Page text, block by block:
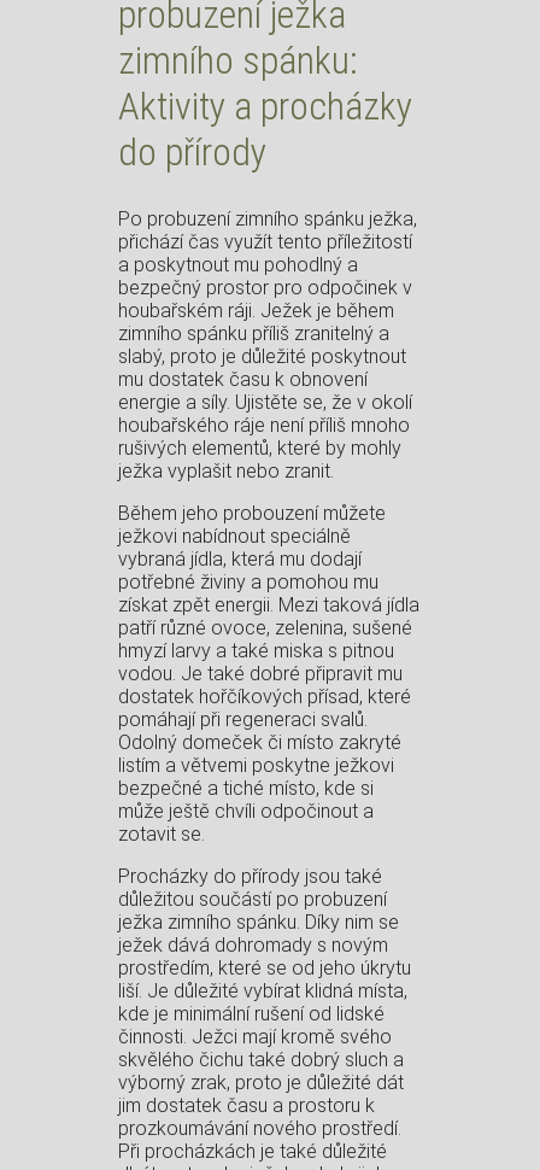
probuzení ježka
zimního spánku:
Aktivity a procházky
do přírody
Po probuzení zimního spánku ježka,
přichází čas využít tento příležitostí
a poskytnout mu pohodlný a
bezpečný prostor pro odpočinek v
houbařském ráji. Ježek je během
zimního spánku příliš zranitelný a
slabý, proto je důležité poskytnout
mu dostatek času k obnovení
energie a síly. Ujistěte se, že v okolí
houbařského ráje není příliš mnoho
rušivých elementů, které by mohly
ježka vyplašit nebo zranit.
Během jeho probouzení můžete
ježkovi nabídnout speciálně
vybraná jídla, která mu dodají
potřebné živiny a pomohou mu
získat zpět energii. Mezi taková jídla
patří různé ovoce, zelenina, sušené
hmyzí larvy a také miska s pitnou
vodou. Je také dobré připravit mu
dostatek hořčíkových přísad, které
pomáhají při regeneraci svalů.
Odolný domeček či místo zakryté
listím a větvemi poskytne ježkovi
bezpečné a tiché místo, kde si
může ještě chvíli odpočinout a
zotavit se.
Procházky do přírody jsou také
důležitou součástí po probuzení
ježka zimního spánku. Díky nim se
ježek dává dohromady s novým
prostředím, které se od jeho úkrytu
liší. Je důležité vybírat klidná místa,
kde je minimální rušení od lidské
činnosti. Ježci mají kromě svého
skvělého čichu také dobrý sluch a
výborný zrak, proto je důležité dát
jim dostatek času a prostoru k
prozkoumávání nového prostředí.
Při procházkách je také důležité